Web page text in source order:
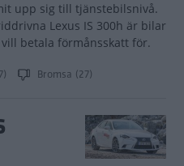
upp sig till tjänstebilsnivå.
Lexus IS 300h är bilar
betala förmånsskatt för.
Bromsa (27)